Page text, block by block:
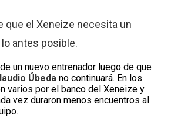
que el Xeneize necesita un
antes posible.
un nuevo entrenador luego de que
Úbeda no continuará. En los
varios por el banco del Xeneize y
vez duraron menos encuentros al